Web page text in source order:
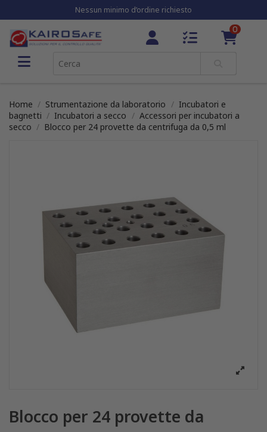
Nessun minimo d’ordine richiesto
0
Home Strumentazione da laboratorio
Incubatori e
bagnetti
Incubatori a secco
Accessori per incubatori a
secco
Blocco per 24 provette da centrifuga da 0,5 ml
Blocco per 24 provette da